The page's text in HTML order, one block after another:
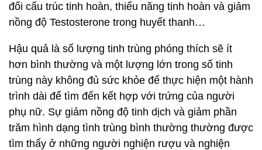
đổi cấu trúc tinh hoàn, thiểu năng tinh hoàn và giảm
nồng độ Testosterone trong huyết thanh…
Hậu quả là số lượng tinh trùng phóng thích sẽ ít
hơn bình thường và một lượng lớn trong số tinh
trùng này không đủ sức khỏe để thực hiện một hành
trình dài để tìm đến kết hợp với trứng của người
phụ nữ. Sự giảm nồng độ tinh dịch và giảm phần
trăm hình dạng tình trùng bình thường thường được
tìm thấy ở những người nghiện rượu và nghiện